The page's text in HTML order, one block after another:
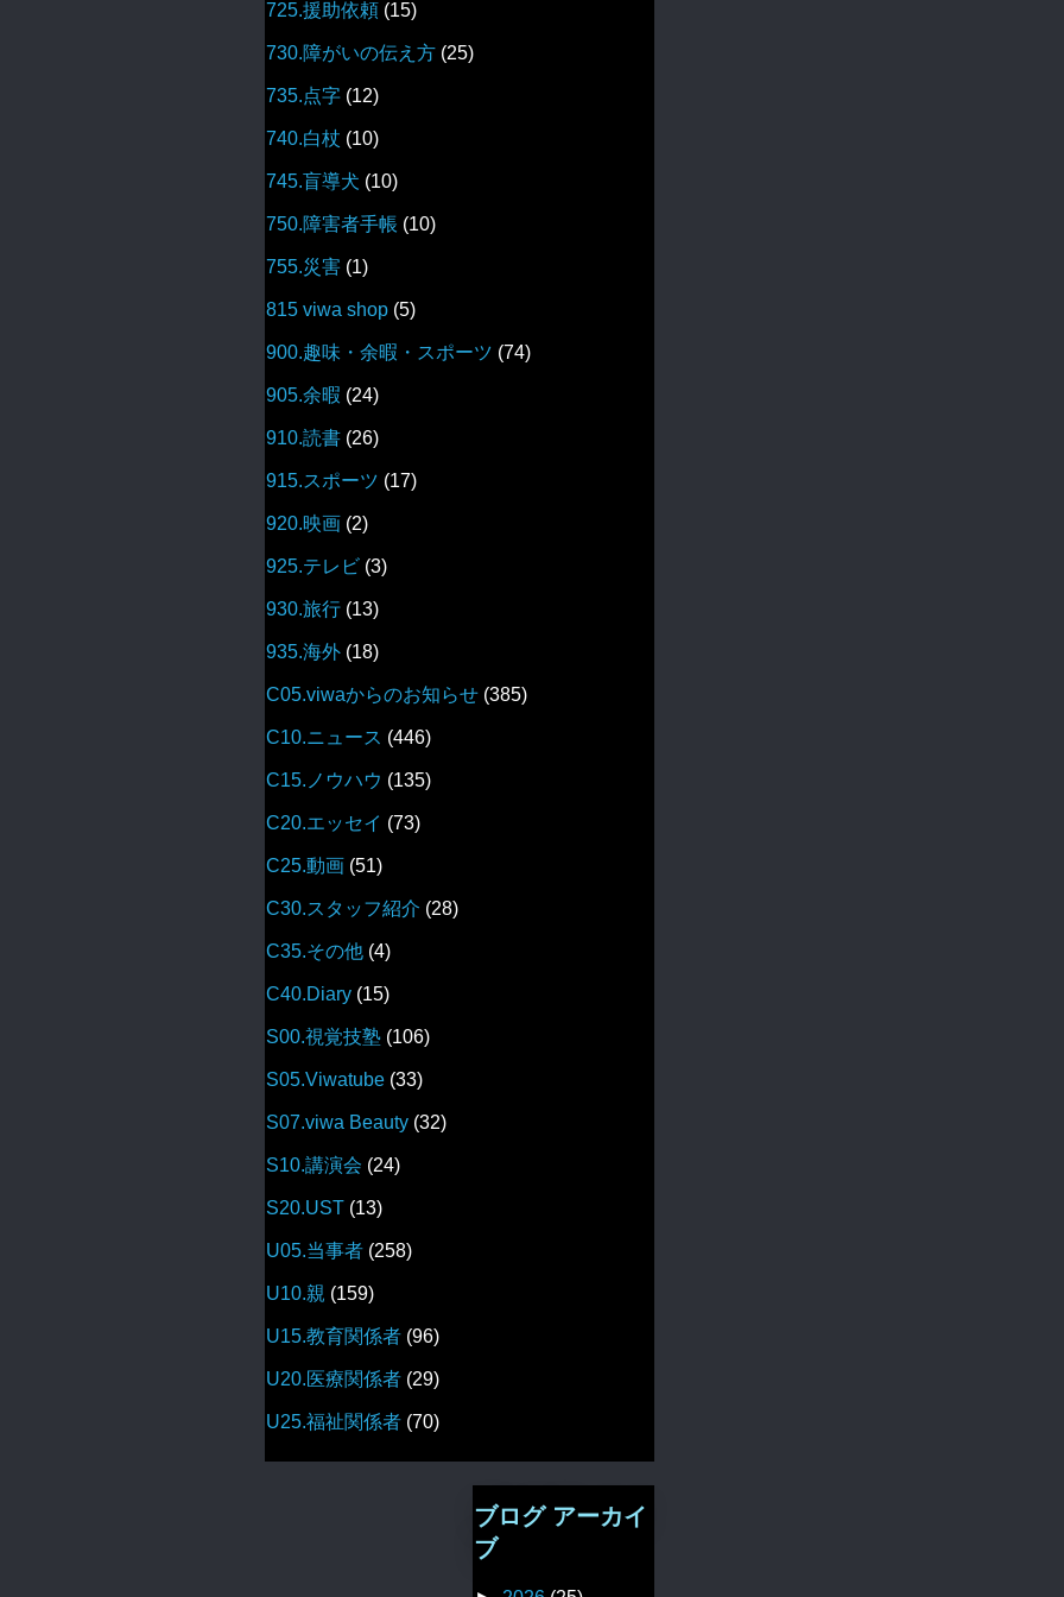
725.援助依頼 (15)
730.障がいの伝え方 (25)
735.点字 (12)
740.白杖 (10)
745.盲導犬 (10)
750.障害者手帳 (10)
755.災害 (1)
815 viwa shop (5)
900.趣味・余暇・スポーツ (74)
905.余暇 (24)
910.読書 (26)
915.スポーツ (17)
920.映画 (2)
925.テレビ (3)
930.旅行 (13)
935.海外 (18)
C05.viwaからのお知らせ (385)
C10.ニュース (446)
C15.ノウハウ (135)
C20.エッセイ (73)
C25.動画 (51)
C30.スタッフ紹介 (28)
C35.その他 (4)
C40.Diary (15)
S00.視覚技塾 (106)
S05.Viwatube (33)
S07.viwa Beauty (32)
S10.講演会 (24)
S20.UST (13)
U05.当事者 (258)
U10.親 (159)
U15.教育関係者 (96)
U20.医療関係者 (29)
U25.福祉関係者 (70)
ブログ アーカイ
ブ